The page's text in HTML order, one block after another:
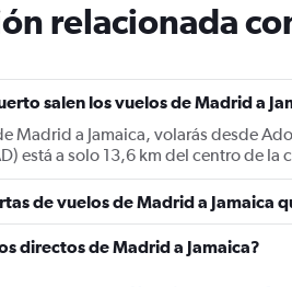
chart
has
Y
axis
displaying
values.
Range:
0
to
1500.
relacionada
salen los vuelos de Madrid a
Madrid a Jamaica, volarás desde
está a solo 13,6 km del centro de la
de vuelos de Madrid a Jamaica
directos de Madrid a Jamaica?